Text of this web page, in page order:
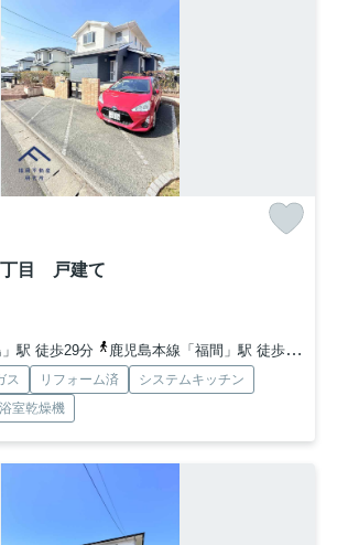
丁目 戸建て
駅 徒歩29分
鹿児島本線「福間」駅 徒歩42分
ス リフォーム済
システムキッチン
浴室乾燥機